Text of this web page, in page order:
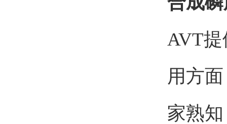
AVT
用方
家熟